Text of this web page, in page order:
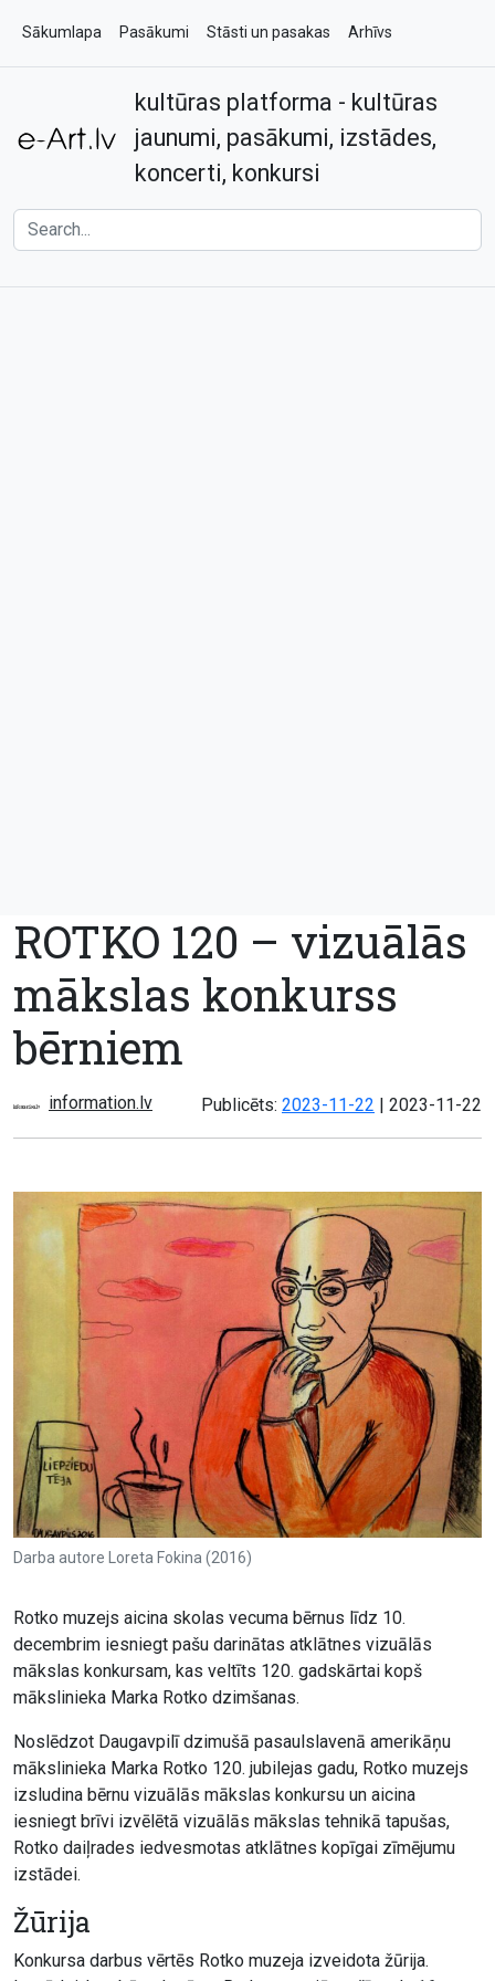
Sākumlapa Pasākumi Stāsti un pasakas Arhīvs
Kontakti
kultūras platforma - kultūras
jaunumi, pasākumi, izstādes,
koncerti, konkursi
ROTKO 120 – vizuālās
mākslas konkurss
bērniem
information.lv Publicēts: 2023-11-22 Atjaunots:
2023-11-22
Darba autore Loreta Fokina (2016)
Rotko muzejs aicina skolas vecuma bērnus līdz 10.
decembrim iesniegt pašu darinātas atklātnes vizuālās
mākslas konkursam, kas veltīts 120. gadskārtai kopš
mākslinieka Marka Rotko dzimšanas.
Noslēdzot Daugavpilī dzimušā pasaulslavenā amerikāņu
mākslinieka Marka Rotko 120. jubilejas gadu, Rotko muzejs
izsludina bērnu vizuālās mākslas konkursu un aicina
iesniegt brīvi izvēlētā vizuālās mākslas tehnikā tapušas,
Rotko daiļrades iedvesmotas atklātnes kopīgai zīmējumu
izstādei.
Žūrija
Konkursa darbus vērtēs Rotko muzeja izveidota žūrija.